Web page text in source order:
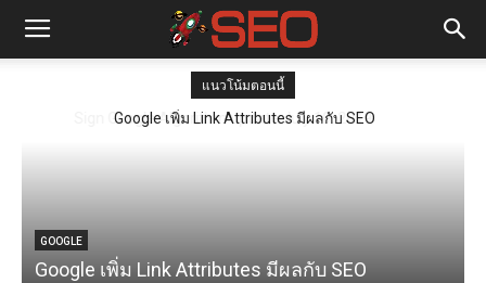
แนวโน้มตอนนี้
Google เพิ่ม Link Attributes มีผลกับ SEO
GOOGLE
Google เพิ่ม Link Attributes มีผลกับ SEO